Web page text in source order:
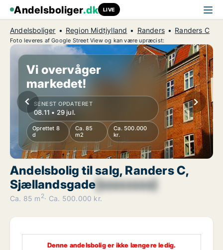
Andelsboliger.dk LIVE
Andelsboliger Region Midtjylland Randers Randers C
Foto leveres af Google Street View og kan være upræcist:
Vi overvåger
markedet!
SENEST OPDATERET
08.11 • 29 jul.
Oprettet 8
d
Ca. 85
m2
Ca. 500.000
kr.
Andelsbolig til salg, Randers C,
Sjællandsgade[xxxxxxxx]
Ca. 85 m 2 Ca. 500.000 kr.
Denne andelsbolig er ikke længere ledig.